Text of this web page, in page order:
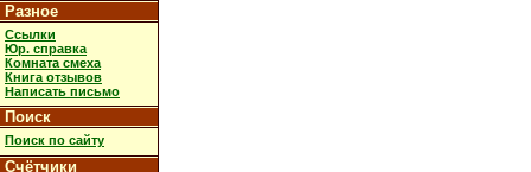
Разное
Ссылки
Юр. справка
Комната смеха
Книга отзывов
Написать письмо
Поиск
Поиск по сайту
Счётчики